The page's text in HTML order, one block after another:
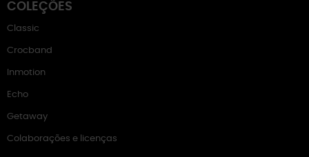
COLEÇÕES
Classic
Crocband
Inmotion
Echo
Getaway
Colaborações e licenças